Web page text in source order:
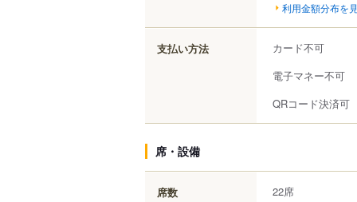
利用金額分布を
支払い方法
カード不可
電子マネー不可
QRコード決済可
席・設備
席数 22席